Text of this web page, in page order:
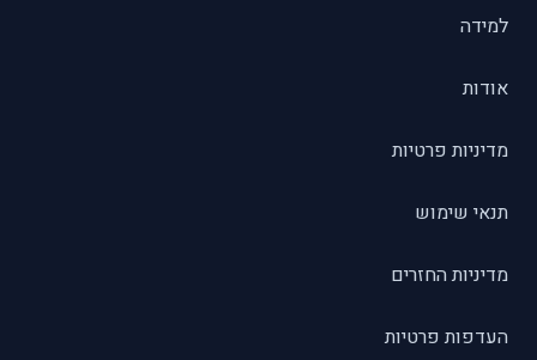
למידה
אודות
מדיניות פרטיות
תנאי שימוש
מדיניות החזרים
העדפות פרטיות